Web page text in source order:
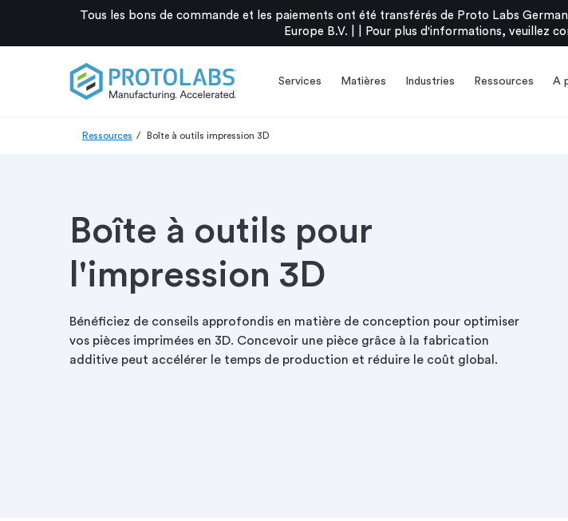
Tous les bons de commande et les paiements ont été transférés de Proto Labs
Europe B.V. |
Pour plus d'informations, veuillez
Services Matières Industries Ressources A
Ressources Boîte à outils impression 3D
Boîte à outils pour
l'impression 3D
Bénéficiez de conseils approfondis en matière de conception pour optimiser
vos pièces imprimées en 3D. Concevoir une pièce grâce à la fabrication
additive peut accélérer le temps de production et réduire le coût global.